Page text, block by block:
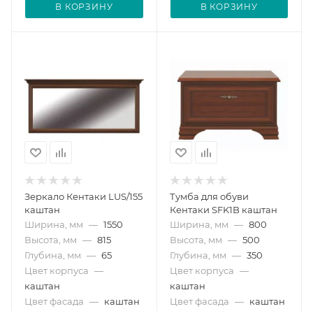
В КОРЗИНУ В КОРЗИНУ
Зеркало Кентаки LUS/155
каштан
Ширина, мм — 1550
Высота, мм — 815
Глубина, мм — 65
Цвет корпуса —
каштан
Цвет фасада — каштан
Тумба для обуви
Кентаки SFK1B каштан
Ширина, мм — 800
Высота, мм — 500
Глубина, мм — 350
Цвет корпуса —
каштан
Цвет фасада — каштан